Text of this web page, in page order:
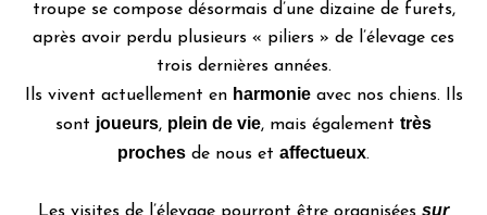
troupe se compose désormais d’une dizaine de furets,
après avoir perdu plusieurs « piliers » de l’élevage ces
trois dernières années.
Ils vivent actuellement en harmonieavec nos chiens. Ils
sont joueurs, plein de vie, mais également très
proches de nous et affectueux.
Les visites de l’élevage pourront être organisées sur